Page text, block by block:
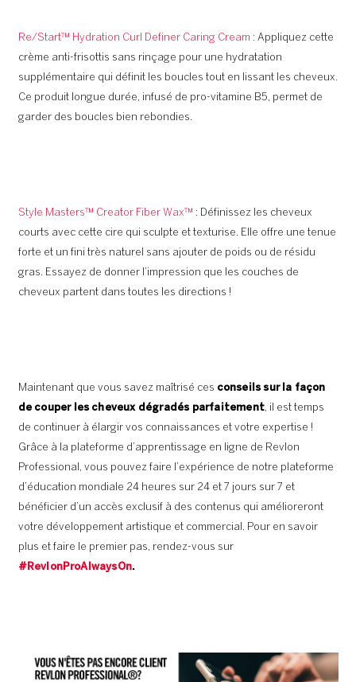
Re/Start™ Hydration Curl Definer Caring Cream : Appliquez cette
crème anti-frisottis sans rinçage pour une hydratation
supplémentaire qui définit les boucles tout en lissant les cheveux.
Ce produit longue durée, infusé de pro-vitamine B5, permet de
garder des boucles bien rebondies.
Style Masters™ Creator Fiber Wax™ : Définissez les cheveux
courts avec cette cire qui sculpte et texturise. Elle offre une tenue
forte et un fini très naturel sans ajouter de poids ou de résidu
gras. Essayez de donner l’impression que les couches de
cheveux partent dans toutes les directions !
Maintenant que vous savez maîtrisé ces conseils sur la façon
de couper les cheveux dégradés parfaitement, il est temps
de continuer à élargir vos connaissances et votre expertise !
Grâce à la plateforme d’apprentissage en ligne de Revlon
Professional, vous pouvez faire l’expérience de notre plateforme
d’éducation mondiale 24 heures sur 24 et 7 jours sur 7 et
bénéficier d’un accès exclusif à des contenus qui amélioreront
votre développement artistique et commercial. Pour en savoir
plus et faire le premier pas, rendez-vous sur
#RevlonProAlwaysOn.